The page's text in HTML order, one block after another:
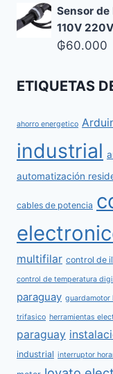
Sensor de
110V 220V
₲60.000
ETIQUETAS
ahorro energetico
industrial
automatización
cables de potencia
multifilar control de
control de temperatura
paraguay guardamotor
trifasico herramientas
paraguay
industrial interruptor